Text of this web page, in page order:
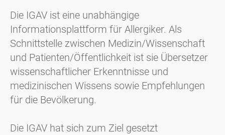
Die IGAV ist eine unabhängige
Informationsplattform für Allergiker. Als
Schnittstelle zwischen Medizin/Wissenschaft
und Patienten/Öffentlichkeit ist sie Übersetzer
wissenschaftlicher Erkenntnisse und
medizinischen Wissens sowie Empfehlungen
für die Bevölkerung.
Die IGAV hat sich zum Ziel gesetzt